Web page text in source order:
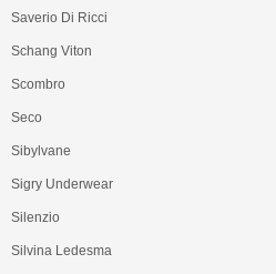
Saverio Di Ricci
Schang Viton
Scombro
Seco
Sibylvane
Sigry Underwear
Silenzio
Silvina Ledesma